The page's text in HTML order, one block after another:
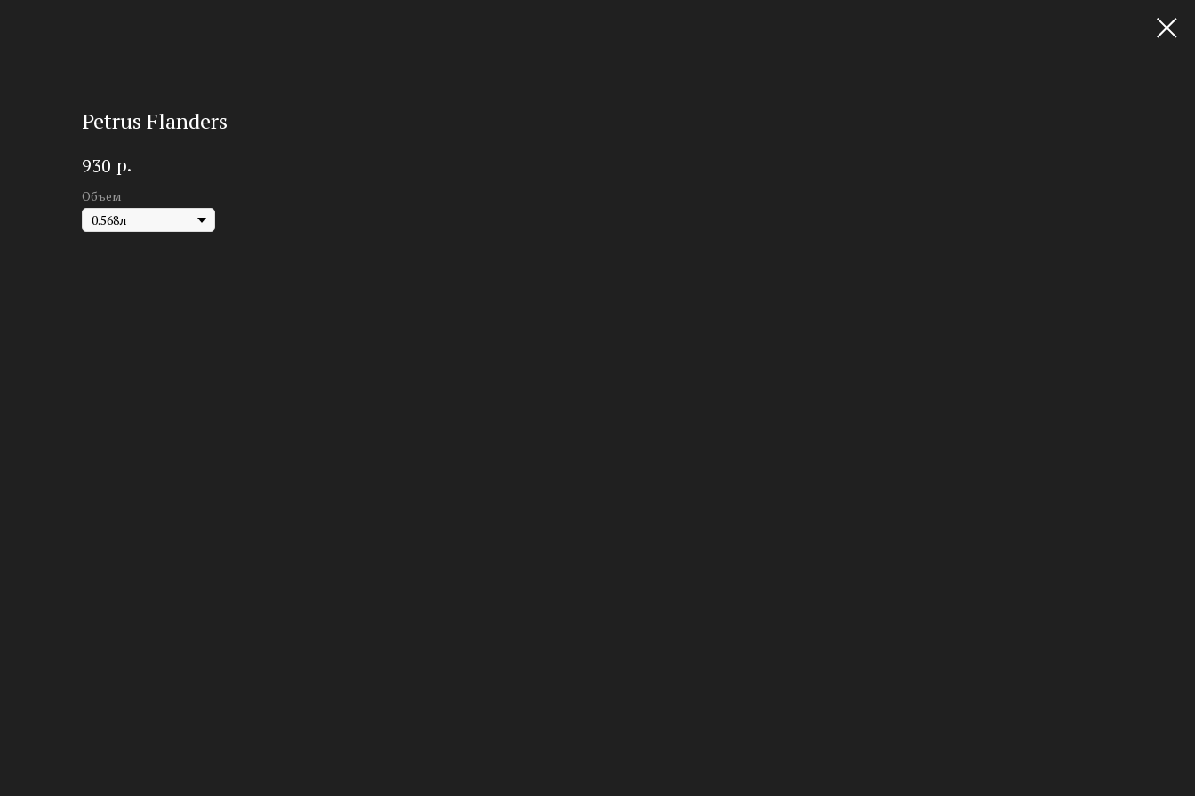
Petrus Flanders
930 р.
Объем